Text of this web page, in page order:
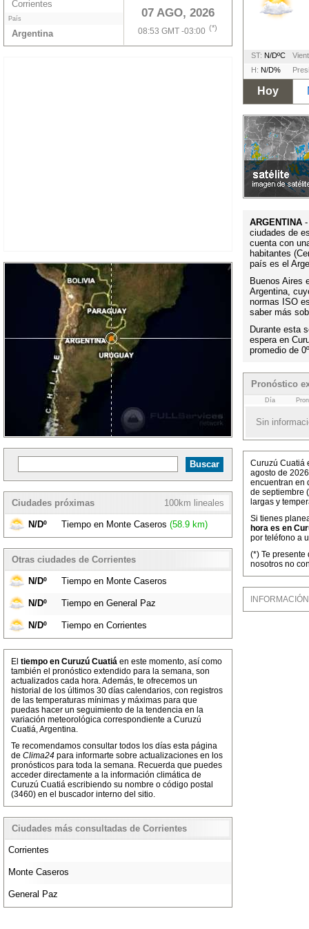
07 AGO, 2026
08:53 GMT -03:00 (*)
Corrientes
País
Argentina
100km lineales
Ciudades próximas
N/Dº Tiempo en Monte Caseros (58.9 km)
Otras ciudades de Corrientes
N/Dº Tiempo en Monte Caseros
N/Dº Tiempo en General Paz
N/Dº Tiempo en Corrientes
El tiempo en Curuzú Cuatiá en este momento, así como
también el pronóstico extendido para la semana, son
actualizados cada hora. Además, te ofrecemos un
historial de los últimos 30 días calendarios, con registros
de las temperaturas mínimas y máximas para que
puedas hacer un seguimiento de la tendencia en la
variación meteorológica correspondiente a Curuzú
Cuatiá, Argentina.
Te recomendamos consultar todos los días esta página
de Clima24 para informarte sobre actualizaciones en los
pronósticos para toda la semana. Recuerda que puedes
acceder directamente a la información climática de
Curuzú Cuatiá escribiendo su nombre o código postal
(3460) en el buscador interno del sitio.
Ciudades más consultadas de Corrientes
Corrientes
Monte Caseros
General Paz
ST: N/DºC
H: N/D%
Hoy
ARGENTINA
ciudades de
cuenta con
habitantes
país es el
Buenos Aires
Argentina,
normas ISO
saber más
Durante esta
espera en
promedio de
Pronóstico
Día
Sin
Curuzú Cuatiá
agosto de
encuentran en
de septiembre
largas y
Si tienes
hora es en
por teléfono a
(*) Te
nosotros no